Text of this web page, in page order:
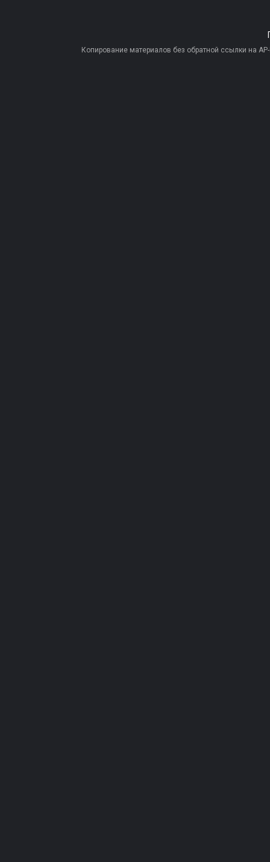
Копирование материалов без обратной ссылки на